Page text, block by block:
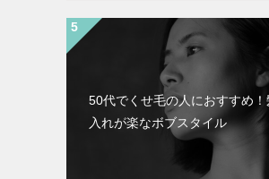
50代でくせ毛の人におすすめ
入れが楽なボブスタイル